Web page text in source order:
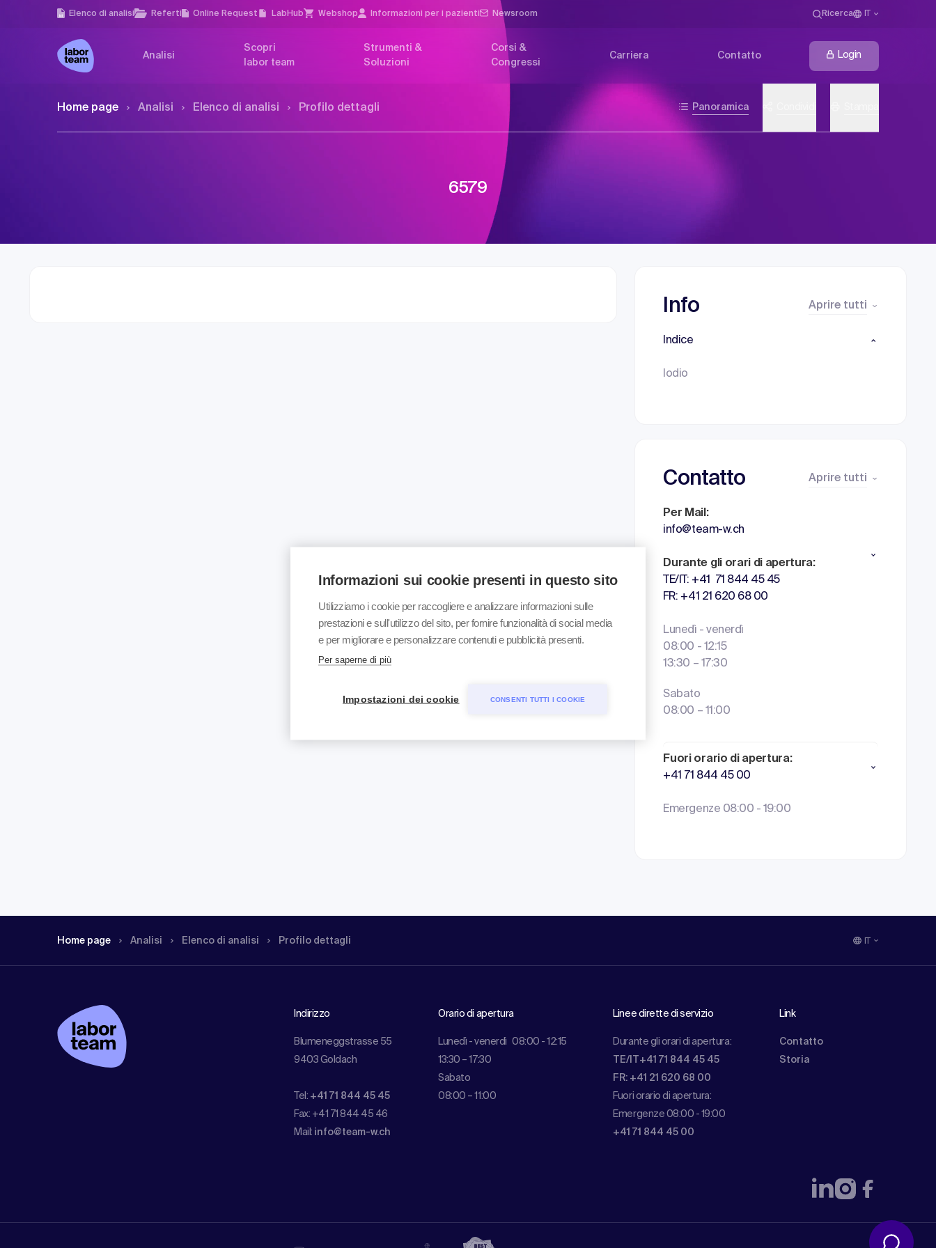
Elenco di analisi Referti Online Request LabHub Webshop Informazioni per i pazienti Newsroom Ricerca
Analisi
Scopri
labor team
Strumenti &
Soluzioni
Corsi &
Congressi
Carriera Contatto Login
Home page Analisi Elenco di analisi Profilo dettagli Panoramica
6579
Info Aprire tutti
Indice
Iodio
Contatto Aprire tutti
Per Mail:
info@team-w.ch
Durante gli orari di apertura:
TE/IT: +41 71 844 45 45
FR: +41 21 620 68 00
Lunedì - venerdì
08:00 - 12:15
13:30 – 17:30
Sabato
08:00 – 11:00
Fuori orario di apertura:
+41 71 844 45 00
Emergenze 08:00 - 19:00
Home page Analisi Elenco di analisi Profilo dettagli
Indirizzo
Blumeneggstrasse 55
9403 Goldach
Tel: +41 71 844 45 45
Fax: +41 71 844 45 46
Mail: info@team-w.ch
Orario di apertura
Lunedì - venerdì 08:00 - 12:15
13:30 – 17:30
Sabato
08:00 – 11:00
Linee dirette di servizio
Durante gli orari di apertura:
TE/IT+41 71 844 45 45
FR: +41 21 620 68 00
Fuori orario di apertura:
Emergenze 08:00 - 19:00
+41 71 844 45 00
Link
Contatto
Storia
Informazioni sui cookie presenti in questo sito
Utilizziamo i cookie per raccogliere e analizzare informazioni sulle
prestazioni e sull'utilizzo del sito, per fornire funzionalità di social media
e per migliorare e personalizzare contenuti e pubblicità presenti.
Per saperne di più
Impostazioni dei cookie CONSENTI TUTTI I COOKIE